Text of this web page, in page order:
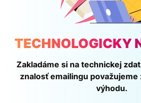
TECHNOLOGICKY
Zakladáme si na technickej
znalosť emailingu považujeme
výhodu.